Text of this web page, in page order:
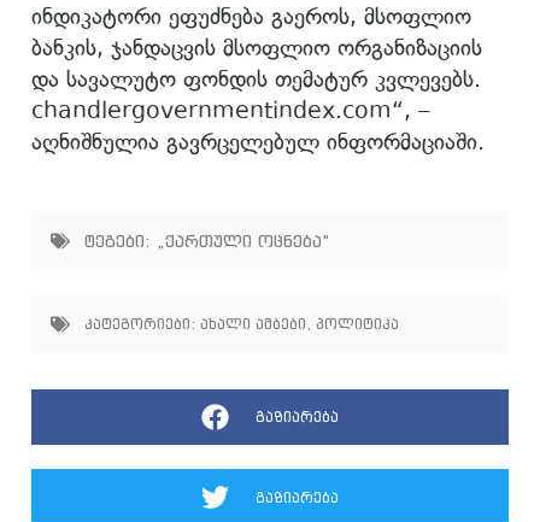
ინდიკატორი ეფუძნება გაეროს, მსოფლიო
ბანკის, ჯანდაცვის მსოფლიო ორგანიზაციის
და სავალუტო ფონდის თემატურ კვლევებს.
chandlergovernmentindex.com“, –
აღნიშნულია გავრცელებულ ინფორმაციაში.
ტეგები: „ქართული ოცნება“
კატეგორიები: ახალი ამბები , პოლიტიკა
გაზიარება
გაზიარება